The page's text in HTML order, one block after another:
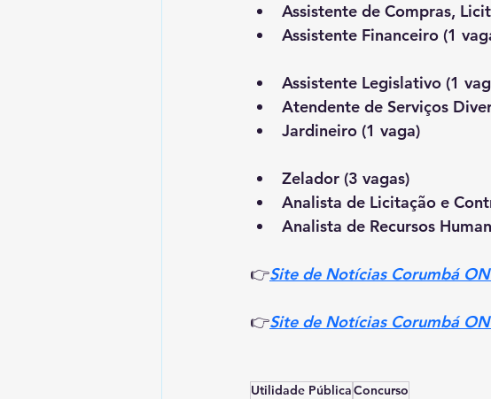
Assistente de Compras,
Assistente Financeiro (1
Assistente Legislativo (1
Atendente de Serviços
Jardineiro (1 vaga)
Zelador (3 vagas)
Analista de Licitação e
Analista de Recursos
👉Site de Notícias Corumbá
👉Site de Notícias Corumbá
Utilidade PúblicaConcurso